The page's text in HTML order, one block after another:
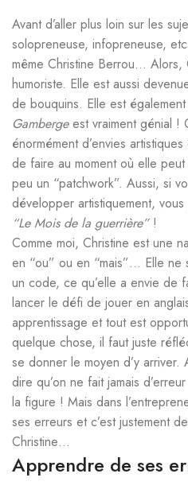
Avant d’aller plus loin sur les
solopreneuse, infopreneuse,
même Christine Berrou… Alors,
humoriste. Elle est aussi
de bouquins. Elle est
Gambergeest vraiment génial !
énormément d’envies
de faire au moment où elle peut
peu un “patchwork”. Aussi, si
développer artistiquement,
“Le Mois de la guerrière”!
Comme moi, Christine est une
en “ou” ou en “mais”… Elle ne
un code, ce qu’elle a envie de
lancer le défi de jouer en
apprentissage et tout est
quelque chose, il faut juste
se donner le moyen d’y
dire qu’on ne fait jamais
la figure ! Mais dans
ses erreurs et c’est justement
Christine…
Apprendre de ses